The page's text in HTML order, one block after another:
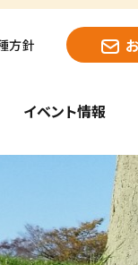
イベント情報
方針